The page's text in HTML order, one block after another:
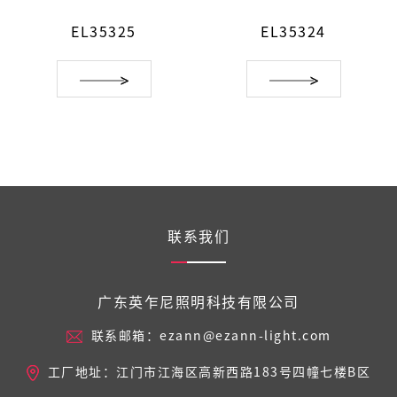
EL35325 EL35324
联系我们
广东英乍尼照明科技有限公司
联系邮箱：ezann@ezann-light.com
工厂地址：江门市江海区高新西路183号四幢七楼B区